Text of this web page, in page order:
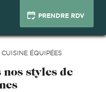
PRENDRE RDV
ÉQUIPÉES
styles de